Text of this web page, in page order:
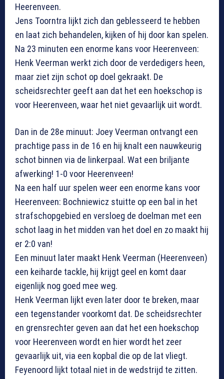
Heerenveen.
Jens Toorntra lijkt zich dan geblesseerd te hebben
en laat zich behandelen, kijken of hij door kan spelen.
Na 23 minuten een enorme kans voor Heerenveen:
Henk Veerman werkt zich door de verdedigers heen,
maar ziet zijn schot op doel gekraakt. De
scheidsrechter geeft aan dat het een hoekschop is
voor Heerenveen, waar het niet gevaarlijk uit wordt.
Dan in de 28e minuut: Joey Veerman ontvangt een
prachtige pass in de 16 en hij knalt een nauwkeurig
schot binnen via de linkerpaal. Wat een briljante
afwerking! 1-0 voor Heerenveen!
Na een half uur spelen weer een enorme kans voor
Heerenveen: Bochniewicz stuitte op een bal in het
strafschopgebied en versloeg de doelman met een
schot laag in het midden van het doel en zo maakt hij
er 2:0 van!
Een minuut later maakt Henk Veerman (Heerenveen)
een keiharde tackle, hij krijgt geel en komt daar
eigenlijk nog goed mee weg.
Henk Veerman lijkt even later door te breken, maar
een tegenstander voorkomt dat. De scheidsrechter
en grensrechter geven aan dat het een hoekschop
voor Heerenveen wordt en hier wordt het zeer
gevaarlijk uit, via een kopbal die op de lat vliegt.
Feyenoord lijkt totaal niet in de wedstrijd te zitten.